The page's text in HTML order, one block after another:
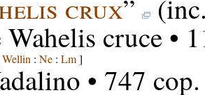
crux”
Wahelis cruce•
Wellin : Ne: Lm]
• 747